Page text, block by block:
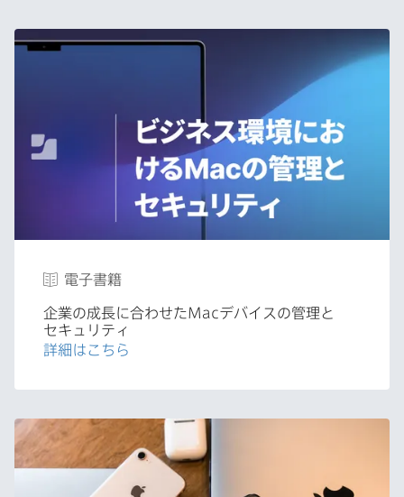
電子書籍
企業の​成長に​合わせたMacデバイスの​管理と​
セキュリティ
詳細は​こちら